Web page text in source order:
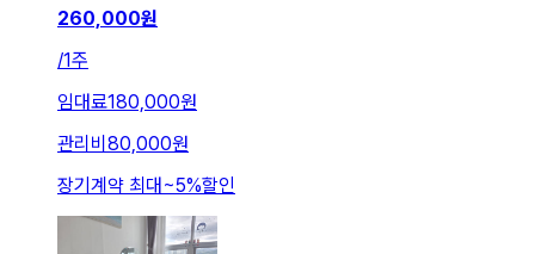
260,000원
/1주
임대료180,000원
관리비 80,000원
장기계약 최대~5%할인